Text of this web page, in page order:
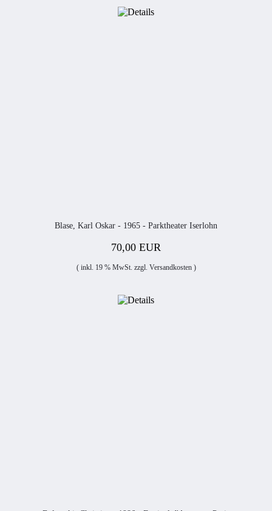
Blase, Karl Oskar - 1965 - Parktheater Iserlohn
70,00 EUR
( inkl. 19 % MwSt. zzgl. Versandkosten)